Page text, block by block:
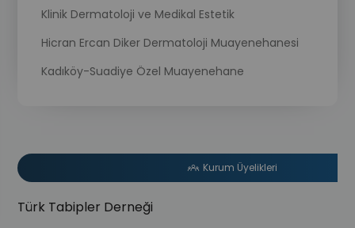
Klinik Dermatoloji ve Medikal Estetik
Hicran Ercan Diker Dermatoloji Muayenehanesi
Kadıköy-Suadiye Özel Muayenehane
Kurum Üyelikleri
Türk Tabipler Derneği